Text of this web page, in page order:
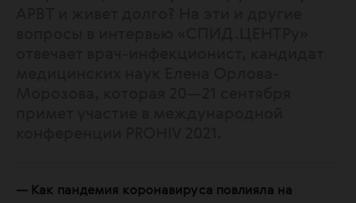
— Как пандемия коронавируса повлияла на